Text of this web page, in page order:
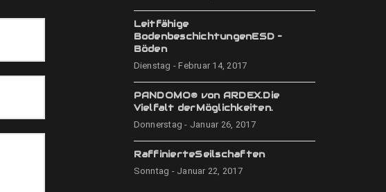
Leitfähige
BodenbeschichtungenESD –
Böden
Dienstag - Februar 14, 2017
PANDOMO® von ARDEX.Die
Vielfalt derMöglichkeiten.
Donnerstag - Januar 26, 2017
RaffinierteSeilschaften
Sonntag - Januar 22, 2017